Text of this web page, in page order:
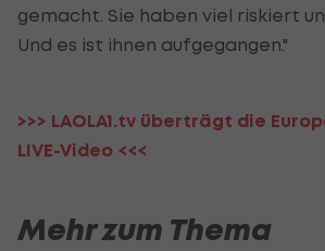
gemacht. Sie haben viel riskiert
Und es ist ihnen aufgegangen."
>>> LAOLA1.tv überträgt die
LIVE-Video <<<
Mehr zum Thema